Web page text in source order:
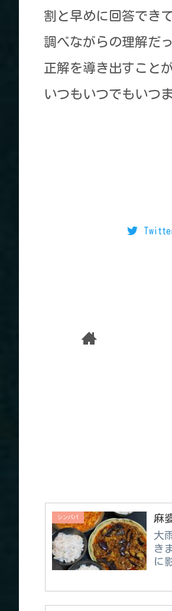
割と早めに回答できて
調べながらの理解だ
正解を導き出すこと
いつもいつでもいつ
シンパパ 麻
大
き
に